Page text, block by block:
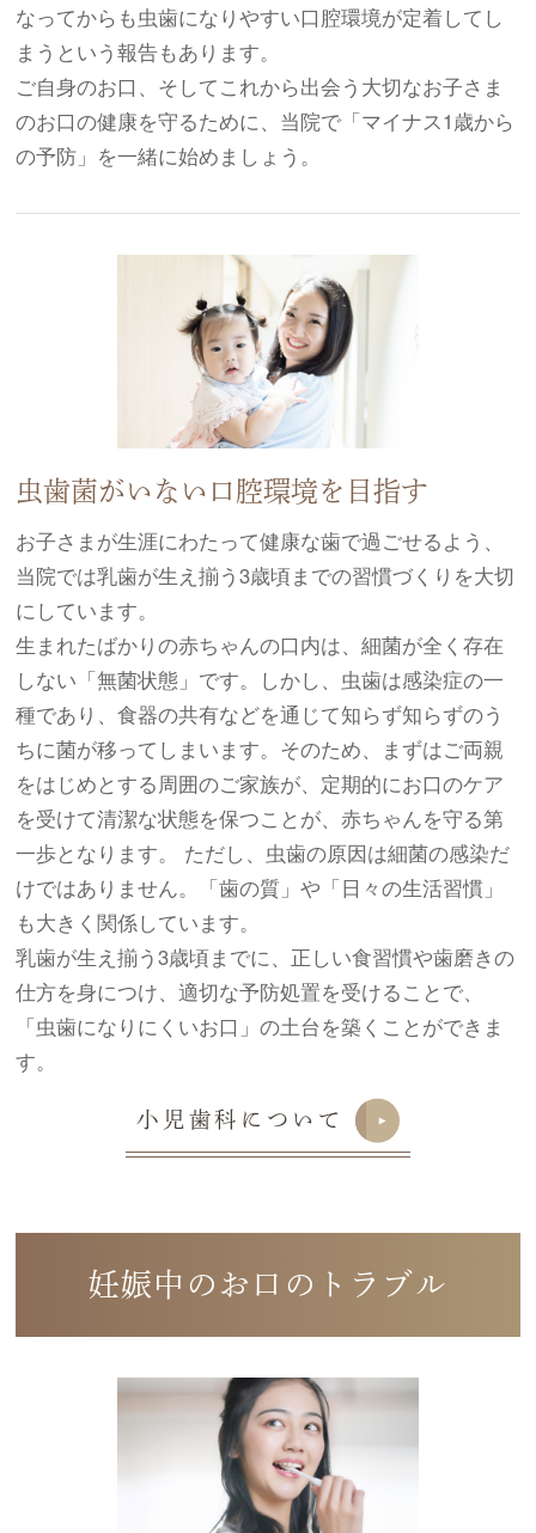
なってからも虫歯になりやすい口腔環境が定着してし
まうという報告もあります。
ご自身のお口、そしてこれから出会う大切なお子さま
のお口の健康を守るために、当院で「マイナス1歳から
の予防」を一緒に始めましょう。
虫歯菌がいない口腔環境を目指す
お子さまが生涯にわたって健康な歯で過ごせるよう、
当院では乳歯が生え揃う3歳頃までの習慣づくりを大切
にしています。
生まれたばかりの赤ちゃんの口内は、細菌が全く存在
しない「無菌状態」です。しかし、虫歯は感染症の一
種であり、食器の共有などを通じて知らず知らずのう
ちに菌が移ってしまいます。そのため、まずはご両親
をはじめとする周囲のご家族が、定期的にお口のケア
を受けて清潔な状態を保つことが、赤ちゃんを守る第
一歩となります。 ただし、虫歯の原因は細菌の感染だ
けではありません。「歯の質」や「日々の生活習慣」
も大きく関係しています。
乳歯が生え揃う3歳頃までに、正しい食習慣や歯磨きの
仕方を身につけ、適切な予防処置を受けることで、
「虫歯になりにくいお口」の土台を築くことができま
す。
小児歯科について
妊娠中のお口のトラブル